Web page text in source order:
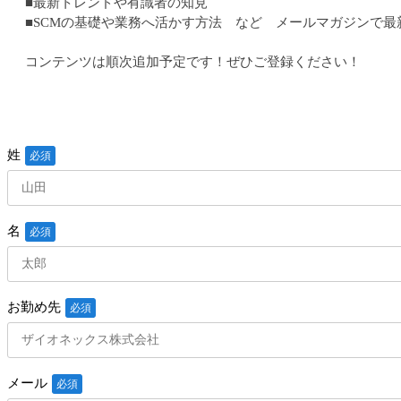
■SCMの基礎や業務へ活かす方法 など メールマガジンで最
コンテンツは順次追加予定です！ぜひご登録ください！
姓
名
お勤め先
メール